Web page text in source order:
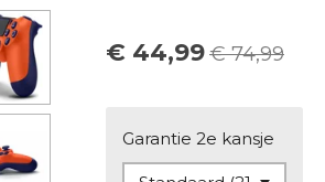
€ 44,99€ 74,99
Garantie 2e kansje